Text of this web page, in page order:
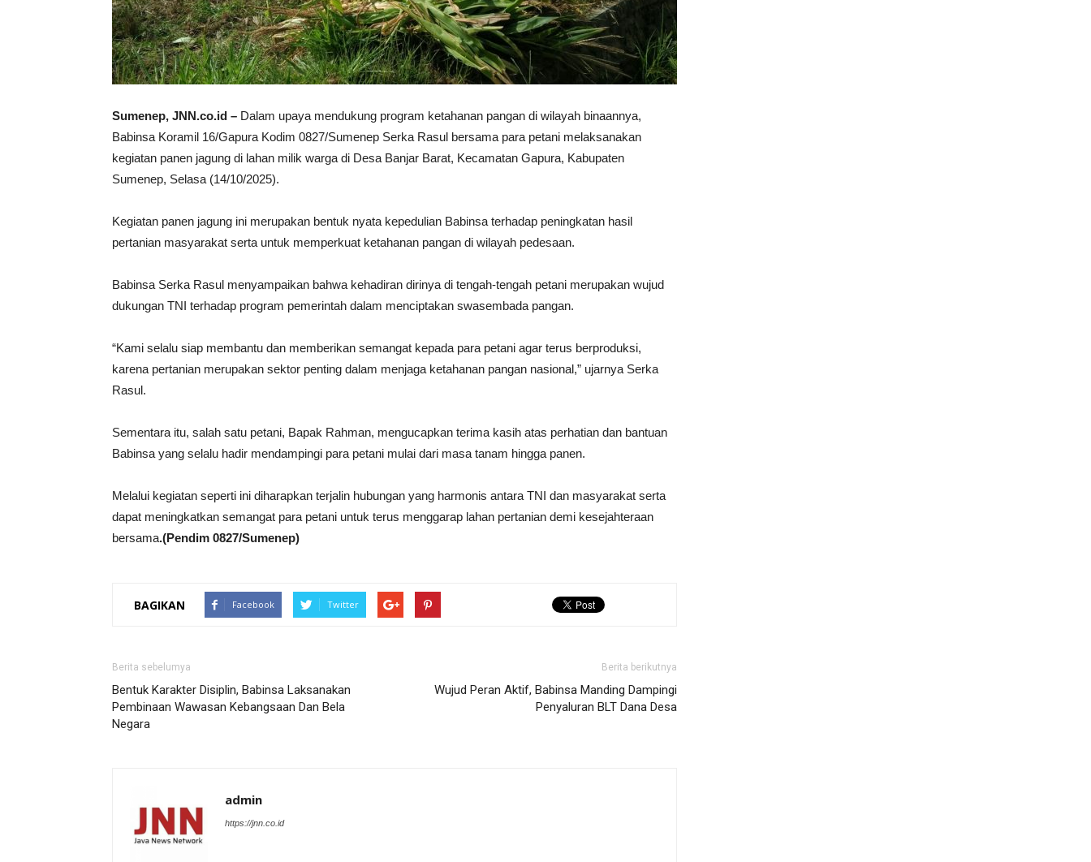
Sumenep, JNN.co.id – Dalam upaya mendukung program ketahanan pangan di wilayah binaannya,
Babinsa Koramil 16/Gapura Kodim 0827/Sumenep Serka Rasul bersama para petani melaksanakan
kegiatan panen jagung di lahan milik warga di Desa Banjar Barat, Kecamatan Gapura, Kabupaten
Sumenep, Selasa (14/10/2025).
Kegiatan panen jagung ini merupakan bentuk nyata kepedulian Babinsa terhadap peningkatan hasil
pertanian masyarakat serta untuk memperkuat ketahanan pangan di wilayah pedesaan.
Babinsa Serka Rasul menyampaikan bahwa kehadiran dirinya di tengah-tengah petani merupakan wujud
dukungan TNI terhadap program pemerintah dalam menciptakan swasembada pangan.
“Kami selalu siap membantu dan memberikan semangat kepada para petani agar terus berproduksi,
karena pertanian merupakan sektor penting dalam menjaga ketahanan pangan nasional,” ujarnya Serka
Rasul.
Sementara itu, salah satu petani, Bapak Rahman, mengucapkan terima kasih atas perhatian dan bantuan
Babinsa yang selalu hadir mendampingi para petani mulai dari masa tanam hingga panen.
Melalui kegiatan seperti ini diharapkan terjalin hubungan yang harmonis antara TNI dan masyarakat serta
dapat meningkatkan semangat para petani untuk terus menggarap lahan pertanian demi kesejahteraan
bersama.(Pendim 0827/Sumenep)
BAGIKAN Facebook Twitter
Berita sebelumya
Bentuk Karakter Disiplin, Babinsa Laksanakan
Pembinaan Wawasan Kebangsaan Dan Bela
Negara
Berita berikutnya
Wujud Peran Aktif, Babinsa Manding Dampingi
Penyaluran BLT Dana Desa
admin
https://jnn.co.id